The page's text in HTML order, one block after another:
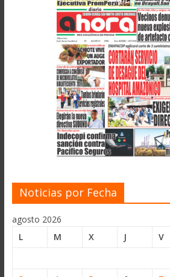
Noticias por Fecha
agosto 2026
L
M X J V